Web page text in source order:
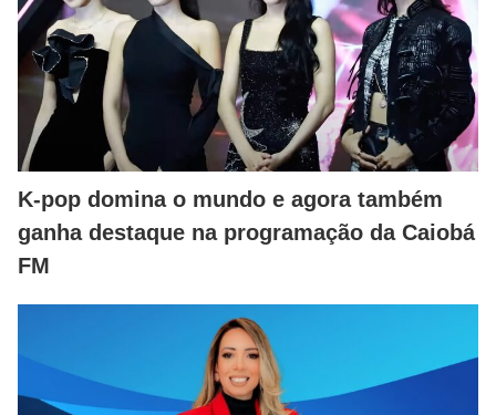
K-pop domina o mundo e agora também
ganha destaque na programação da Caiobá
FM